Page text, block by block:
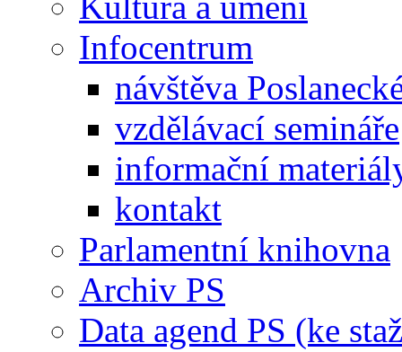
Infocentrum
návštěva
vzdělávací semináře
informační
kontakt
Parlamentní knihovna
Archiv PS
Data agend PS (ke